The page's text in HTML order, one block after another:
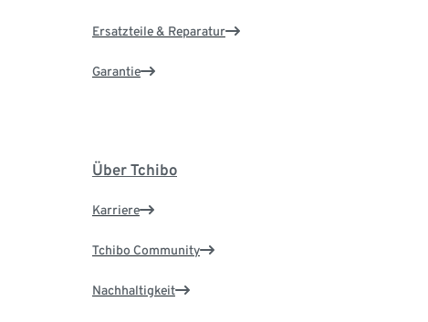
Ersatzteile & Reparatur
Garantie
Über Tchibo
Karriere
Tchibo Community
Nachhaltigkeit